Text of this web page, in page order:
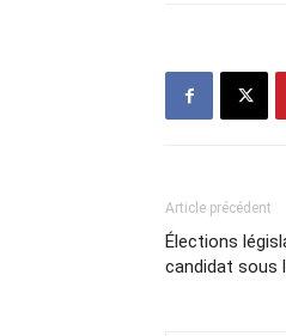
Article précédent
Élections
candidat sous